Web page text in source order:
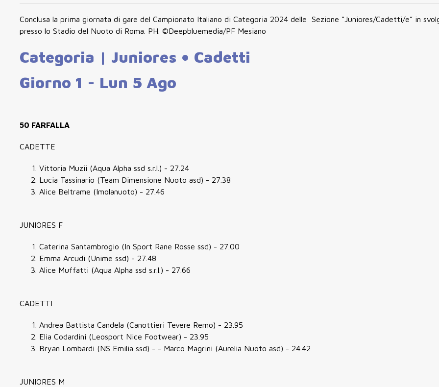
Conclusa la prima giornata di gare del Campionato Italiano di Categoria 2024 delle Sezione “Juniores/Cadetti/e” in
presso lo Stadio del Nuoto di Roma. PH. ©Deepbluemedia/PF Mesiano
Categoria | Juniores • Cadetti
Giorno 1 - Lun 5 Ago
50 FARFALLA
CADETTE
Vittoria Muzii (Aqua Alpha ssd s.r.l.) - 27.24
Lucia Tassinario (Team Dimensione Nuoto asd) - 27.38
Alice Beltrame (Imolanuoto) - 27.46
JUNIORES F
Caterina Santambrogio (In Sport Rane Rosse ssd) - 27.00
Emma Arcudi (Unime ssd) - 27.48
Alice Muffatti (Aqua Alpha ssd s.r.l.) - 27.66
CADETTI
Andrea Battista Candela (Canottieri Tevere Remo) - 23.95
Elia Codardini (Leosport Nice Footwear) - 23.95
Bryan Lombardi (NS Emilia ssd) - - Marco Magrini (Aurelia Nuoto asd) - 24.42
JUNIORES M